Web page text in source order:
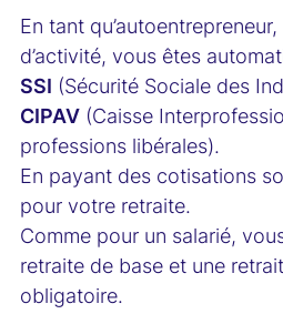
En tant
d’activité, vous êtes
SSI (Sécurité Sociale des
CIPAV (Caisse
professions libérales).
En payant des cotisations
pour votre retraite.
Comme pour un salarié,
retraite de base et une
obligatoire.